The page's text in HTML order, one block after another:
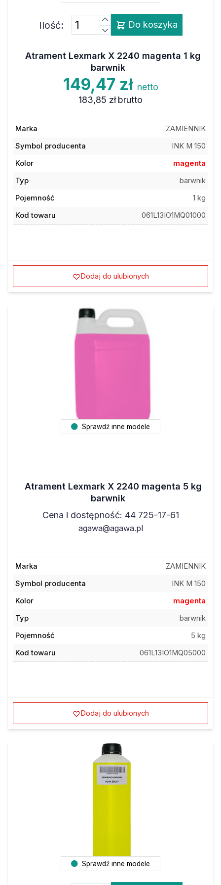
Ilość: Do koszyka
Atrament Lexmark X 2240 magenta 1 kg
barwnik
149,47 zł netto
183,85 zł brutto
Marka
ZAMIENNIK
Symbol producenta
INK M 150
Kolor
magenta
Typ
barwnik
Pojemność
1 kg
Kod towaru
061L13IO1MQ01000
Dodaj do ulubionych
Sprawdź inne modele
Atrament Lexmark X 2240 magenta 5 kg
barwnik
Cena i dostępność: 44 725-17-61
agawa@agawa.pl
Marka
ZAMIENNIK
Symbol producenta
INK M 150
Kolor
magenta
Typ
barwnik
Pojemność
5 kg
Kod towaru
061L13IO1MQ05000
Dodaj do ulubionych
Sprawdź inne modele